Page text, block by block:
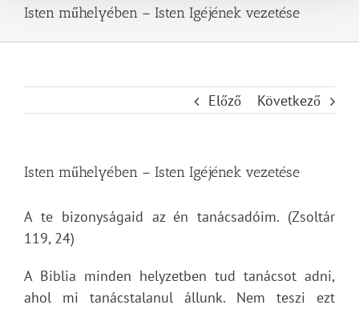
Isten műhelyében – Isten Igéjének vezetése
Előző Következő
Isten műhelyében – Isten Igéjének vezetése
A te bizonyságaid az én tanácsadóim. (Zsoltár
119, 24)
A Biblia minden helyzetben tud tanácsot adni,
ahol mi tanácstalanul állunk. Nem teszi ezt